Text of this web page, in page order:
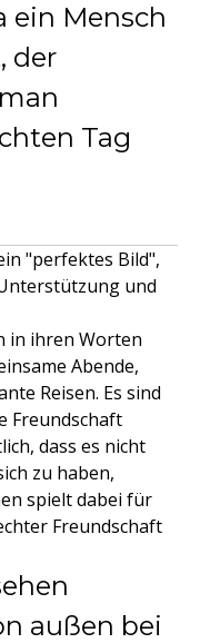
ein Mensch
der
Tag
"perfektes Bild",
und
in ihren Worten
Abende,
Reisen. Es sind
Freundschaft
dass es nicht
zu haben,
spielt dabei für
Freundschaft
außen bei